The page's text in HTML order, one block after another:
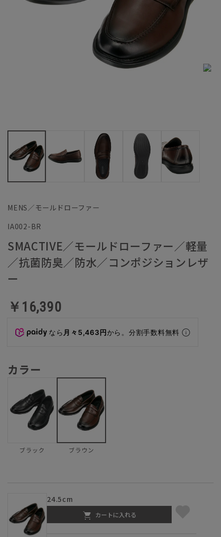
MENS／モールドローファー
IA002-BR
SMACTIVE／モールドローファー／軽量
／抗菌防臭／防水／コンポジションレザ
ー
￥16,390
なら 月々5,463円から。分割手数料無料
カラー
ブラック ブラウン
24.5cm
カートに入れる